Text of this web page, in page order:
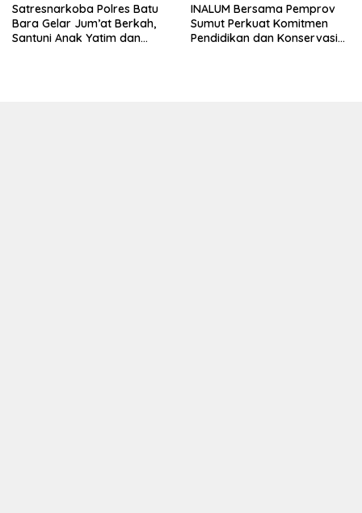
Satresnarkoba Polres Batu
Bara Gelar Jum’at Berkah,
Santuni Anak Yatim dan
INALUM Bersama Pemprov
Sumut Perkuat Komitmen
Pendidikan dan Konservasi